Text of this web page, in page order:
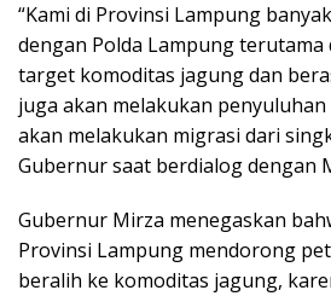
“Kami di Provinsi Lampung
dengan Polda Lampung terutama
target komoditas jagung dan
juga akan melakukan
akan melakukan migrasi dari
Gubernur saat berdialog dengan
Gubernur Mirza menegaskan
Provinsi Lampung mendorong
beralih ke komoditas jagung,